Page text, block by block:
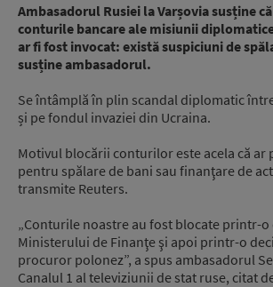
Ambasadorul Rusiei la Varșovia susține
conturile bancare ale misiunii
ar fi fost invocat: există suspiciuni de
susține ambasadorul.
Se întâmplă în plin scandal diplomatic
și pe fondul invaziei din Ucraina.
Motivul blocării conturilor este acela că ar
pentru spălare de bani sau finanţare de
transmite Reuters.
„Conturile noastre au fost blocate printr-o
Ministerului de Finanţe şi apoi printr-o
procuror polonez”, a spus ambasadorul
Canalul 1 al televiziunii de stat ruse, citat